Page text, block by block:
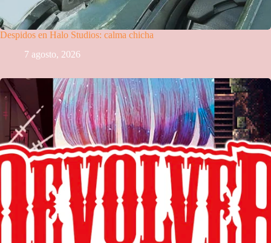
Despidos en Halo Studios: calma chicha
7 agosto, 2026